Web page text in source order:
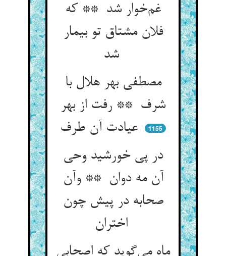
غم‌خوار شد ** که
فلان مشتاق تو بیمار
شد
مصطفی بهر هلال با
شرف ** رفت از بهر
1155
در پی خورشید وحی
آن مه دوان ** وآن
صحابه در پیش چون
اختران
ماه می‌گوید که اصحابی